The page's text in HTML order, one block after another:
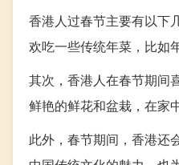
香港人过春节主要有以下
欢吃一些传统年菜，比如
其次，香港人在春节期间
鲜艳的鲜花和盆栽，在家
此外，春节期间，香港还